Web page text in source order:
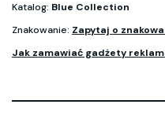
Katalog: Blue Collection
Znakowanie: Zapytaj o
Jak zamawiać gadżety